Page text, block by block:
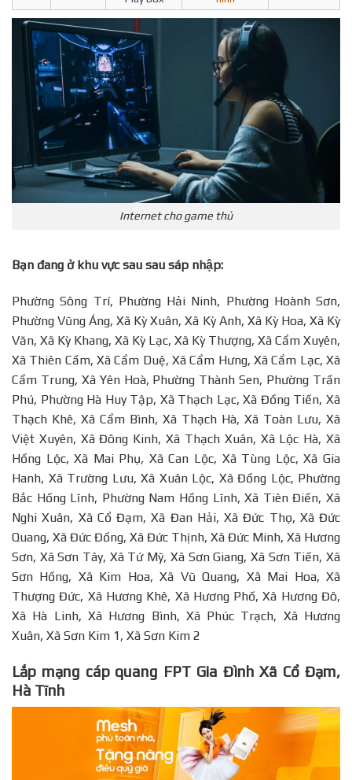
Internet cho game thủ
Bạn đang ở khu vực sau sau sáp nhập:
Phường Sông Trí, Phường Hải Ninh, Phường Hoành Sơn,
Phường Vũng Áng, Xã Kỳ Xuân, Xã Kỳ Anh, Xã Kỳ Hoa, Xã Kỳ
Văn, Xã Kỳ Khang, Xã Kỳ Lạc, Xã Kỳ Thượng, Xã Cẩm Xuyên,
Xã Thiên Cầm, Xã Cẩm Duệ, Xã Cẩm Hưng, Xã Cẩm Lạc, Xã
Cẩm Trung, Xã Yên Hoà, Phường Thành Sen, Phường Trần
Phú, Phường Hà Huy Tập, Xã Thạch Lạc, Xã Đồng Tiến, Xã
Thạch Khê, Xã Cẩm Bình, Xã Thạch Hà, Xã Toàn Lưu, Xã
Việt Xuyên, Xã Đông Kinh, Xã Thạch Xuân, Xã Lộc Hà, Xã
Hồng Lộc, Xã Mai Phụ, Xã Can Lộc, Xã Tùng Lộc, Xã Gia
Hanh, Xã Trường Lưu, Xã Xuân Lộc, Xã Đồng Lộc, Phường
Bắc Hồng Lĩnh, Phường Nam Hồng Lĩnh, Xã Tiên Điền, Xã
Nghi Xuân, Xã Cổ Đạm, Xã Đan Hải, Xã Đức Thọ, Xã Đức
Quang, Xã Đức Đồng, Xã Đức Thịnh, Xã Đức Minh, Xã Hương
Sơn, Xã Sơn Tây, Xã Tứ Mỹ, Xã Sơn Giang, Xã Sơn Tiến, Xã
Sơn Hồng, Xã Kim Hoa, Xã Vũ Quang, Xã Mai Hoa, Xã
Thượng Đức, Xã Hương Khê, Xã Hương Phố, Xã Hương Đô,
Xã Hà Linh, Xã Hương Bình, Xã Phúc Trạch, Xã Hương
Xuân, Xã Sơn Kim 1, Xã Sơn Kim 2
Lắp mạng cáp quang FPT Gia Đình Xã Cổ Đạm,
Hà Tĩnh